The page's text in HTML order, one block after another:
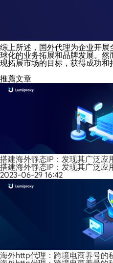
综上所述，国外代理为企业开
球化的业务拓展和品牌发展。
现拓展市场的目标，获得成功和
推薦文章
搭建海外静态IP：发现其广泛应
搭建海外静态IP：发现其广泛应
2023-06-29 16:42
海外http代理：跨境电商养号的